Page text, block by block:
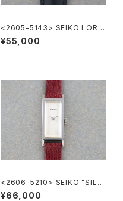
<2605-5143> SEIKO LORD
MATIC
¥55,000
<2606-5210> SEIKO "SILV
ER885" rectangular case
¥66,000